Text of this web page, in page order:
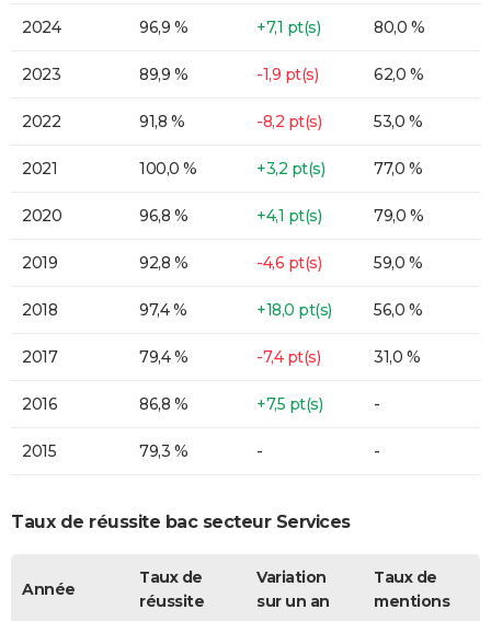
2024 96,9 % +7,1 pt(s) 80,0 %
2023 89,9 % -1,9 pt(s) 62,0 %
2022 91,8 % -8,2 pt(s) 53,0 %
2021 100,0 % +3,2 pt(s) 77,0 %
2020 96,8 % +4,1 pt(s) 79,0 %
2019 92,8 % -4,6 pt(s) 59,0 %
2018 97,4 % +18,0 pt(s) 56,0 %
2017 79,4 % -7,4 pt(s) 31,0 %
2016 86,8 % +7,5 pt(s) -
2015 79,3 % - -
Taux de réussite bac secteur Services
Année
Taux de
réussite
Variation
sur un an
Taux de
mentions